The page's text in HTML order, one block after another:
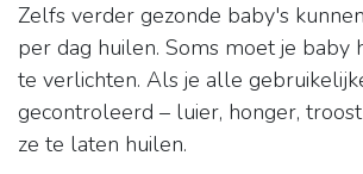
Zelfs verder gezonde baby's
per dag huilen. Soms moet je baby
te verlichten. Als je alle
gecontroleerd – luier, honger,
ze te laten huilen.